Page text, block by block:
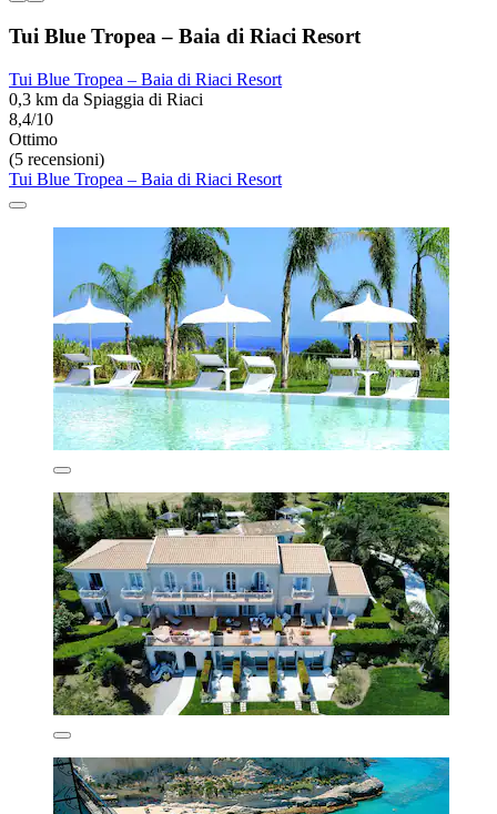
Tui Blue Tropea – Baia di Riaci Resort
Tui Blue Tropea – Baia di Riaci Resort
0,3 km da Spiaggia di Riaci
8,4/10
Ottimo
(5 recensioni)
Tui Blue Tropea – Baia di Riaci Resort